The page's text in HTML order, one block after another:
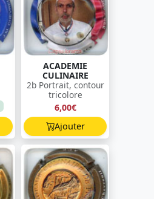
ACADEMIE
CULINAIRE
2b Portrait, contour
tricolore
6,00€
Ajouter